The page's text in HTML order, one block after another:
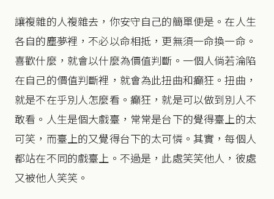
讓複雜的人複雜去，你安守自己的簡單便是。在人生
各自的塵夢裡，不必以命相抵，更無須一命換一命。
喜歡什麼，就會以什麼為價值判斷。一個人倘若淪陷
在自己的價值判斷裡，就會為此扭曲和癲狂。扭曲，
就是不在乎別人怎麼看。癲狂，就是可以做到別人不
敢看。人生是個大戲臺，常常是台下的覺得臺上的太
可笑，而臺上的又覺得台下的太可憐。其實，每個人
都站在不同的戲臺上。不過是，此處笑笑他人，彼處
又被他人笑笑。